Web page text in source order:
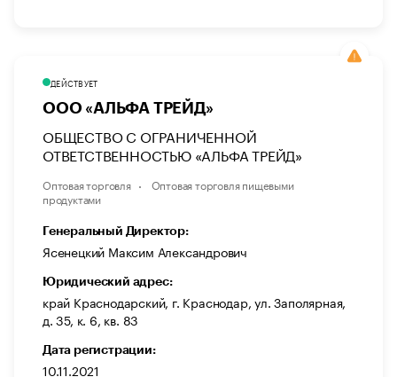
ДЕЙСТВУЕТ
ООО «АЛЬФА ТРЕЙД»
ОБЩЕСТВО С ОГРАНИЧЕННОЙ
ОТВЕТСТВЕННОСТЬЮ «АЛЬФА ТРЕЙД»
Оптовая торговля
Оптовая торговля пищевыми
продуктами
Генеральный Директор:
Ясенецкий Максим Александрович
Юридический адрес:
край Краснодарский, г. Краснодар, ул. Заполярная,
д. 35, к. 6, кв. 83
Дата регистрации:
10.11.2021